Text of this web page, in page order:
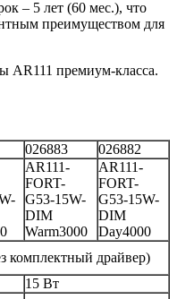
– 5 лет (60 мес.), что
преимуществом для
AR111 премиум-класса.
026883 026882
AR111-
FORT-
G53-15W-
DIM
Warm3000
AR111-
FORT-
G53-15W-
DIM
Day4000
комплектный драйвер)
15 Вт